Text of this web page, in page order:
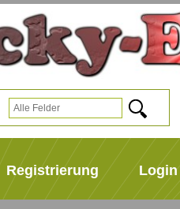
Registrierung Login